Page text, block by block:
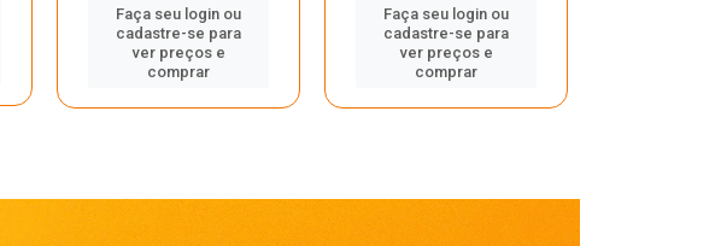
Faça seu login ou
cadastre-se para
ver preços e
comprar
Faça seu login ou
cadastre-se para
ver preços e
comprar